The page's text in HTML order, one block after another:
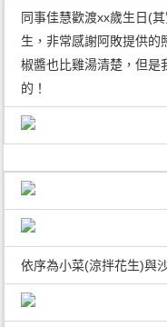
同事佳慧歡渡xx歲生日(
生，非常感謝阿敗提供的
椒醬也比雞湯清楚，但是
的！
依序為小菜(涼拌花生)與